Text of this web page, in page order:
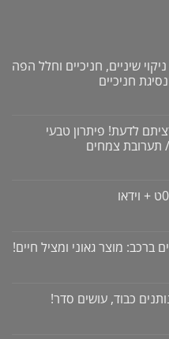
שיניים, חניכיים וחלל הפה
חניכיים
לדעת! פיתרון טבעי
/ תערובת צמחים
ברכב: מוצר גאוני ומציל חיים!
כבוד, עושים סדר!